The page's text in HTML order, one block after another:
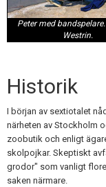
Peter med
Westrin.
Historik
I början av sextiotalet
närheten av Stockholm
zoobutik och enligt
skolpojkar. Skeptiskt
grodor" som vanligt
saken närmare.